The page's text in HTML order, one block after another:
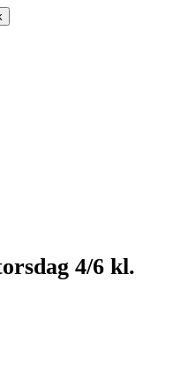
4/6 kl.